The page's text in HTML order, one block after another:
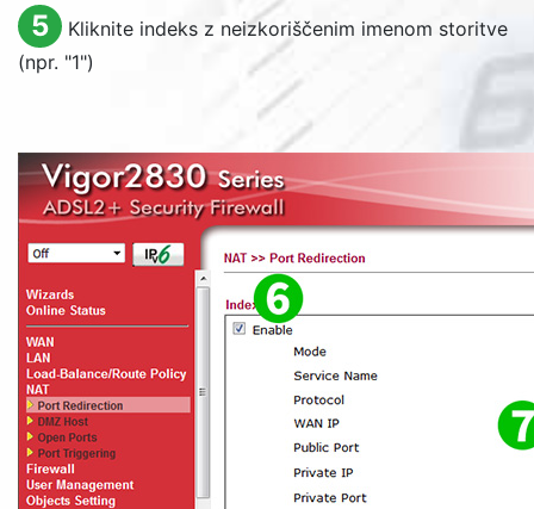
5
Kliknite indeks z neizkoriščenim imenom storitve
(npr. "1")